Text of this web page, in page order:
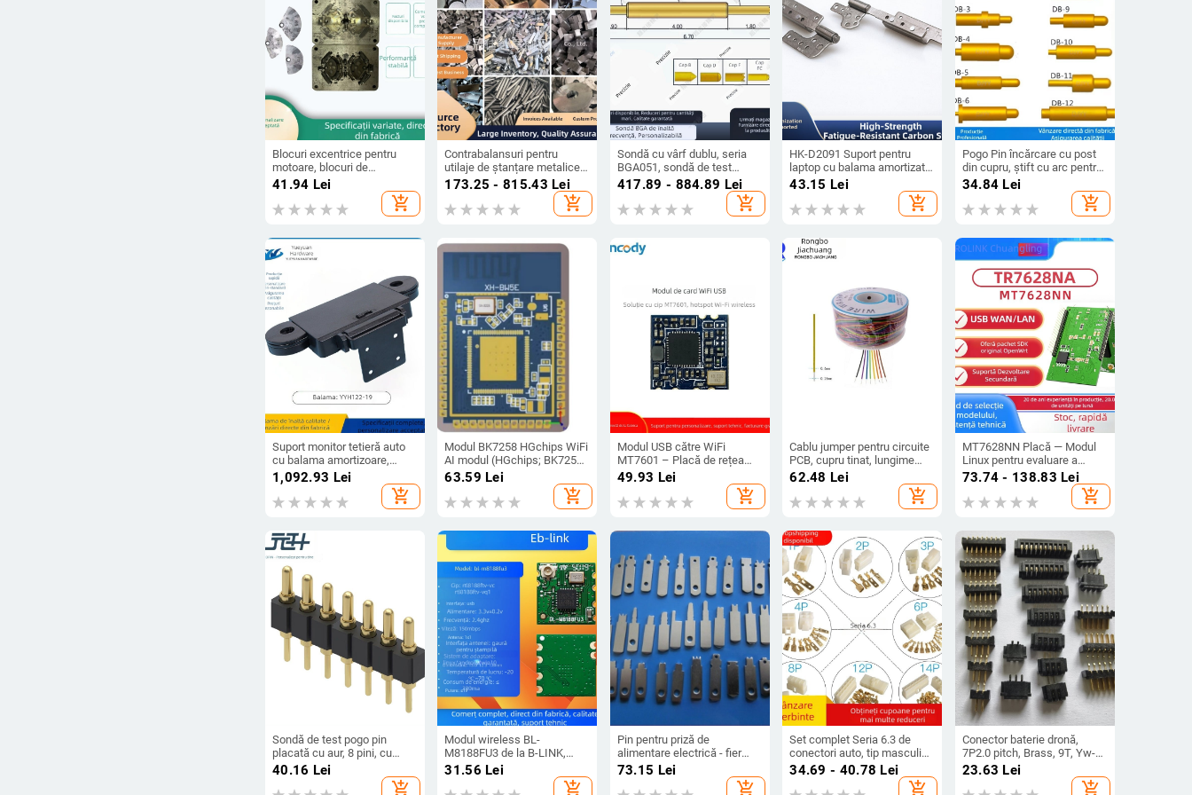
Blocuri excentrice pentru
motoare, blocuri de
contrabalans pentru motoare
cu vibrații, blocuri din plumb
pentru micro motoare
41.94 Lei
add_shopping_cart
Contrabalansuri pentru
utilaje de ștanțare metalice:
disc rotund din fier 6x6 și
bloc din fier pătrat 20x20
pentru baza de lampă
173.25 - 815.43 Lei
add_shopping_cart
Sondă cu vârf dublu, seria
BGA051, sondă de test
pentru cip, contact cu arc,
sondă semiconductoră,
sondă de înaltă frecvență
417.89 - 884.89 Lei
add_shopping_cart
HK-D2091 Suport pentru
laptop cu balama amortizată
și ax de cuplu reglabil
43.15 Lei
add_shopping_cart
Pogo Pin încărcare cu post
din cupru, știft cu arc pentru
LED și contacte de sondă
34.84 Lei
add_shopping_cart
Suport monitor tetieră auto
cu balama amortizoare,
reglabil
1,092.93 Lei
add_shopping_cart
Modul BK7258 HGchips WiFi
AI modul (HGchips; BK7258;
Modul WiFi; AI; Compatibil
63.59 Lei
add_shopping_cart
Modul USB către WiFi
MT7601 – Placă de rețea
wireless; Interfață USB;
Aplicații: DVR auto, set-top
box, laptop, dispozitiv de
publicitate; Brand Xinkaida
49.93 Lei
add_shopping_cart
Cablu jumper pentru circuite
PCB, cupru tinat, lungime
totală 250 m
62.48 Lei
add_shopping_cart
MT7628NN Placă — Modul
Linux pentru evaluare a
routerului AP wireless de
dezvoltare secundară
73.74 - 138.83 Lei
add_shopping_cart
Sondă de test pogo pin
placată cu aur, 8 pini, cu
conector cu arc,
personalizabil
40.16 Lei
add_shopping_cart
Modul wireless BL-
M8188FU3 de la B-LINK,
chipset RTL8188FTV,
conector IPEX, destinat
31.56 Lei
add_shopping_cart
Pin pentru priză de
alimentare electrică - fier
nichelat; strat de cupru după
nichel pentru conductivitate
73.15 Lei
add_shopping_cart
Set complet Seria 6.3 de
conectori auto, tip masculin
și feminin, cu înveliș pentru
cabluri
34.69 - 40.78 Lei
add_shopping_cart
Conector baterie dronă,
7P2.0 pitch, Brass, 9T, Yw-
bc-2.0, Help Color
23.63 Lei
add_shopping_cart